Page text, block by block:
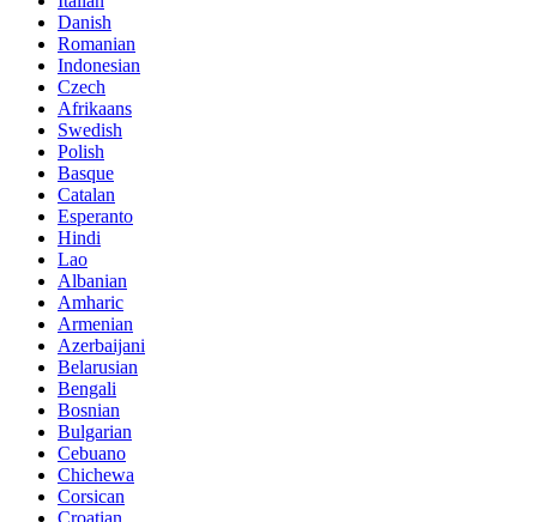
Danish
Romanian
Indonesian
Czech
Afrikaans
Swedish
Polish
Basque
Catalan
Esperanto
Hindi
Lao
Albanian
Amharic
Armenian
Azerbaijani
Belarusian
Bengali
Bosnian
Bulgarian
Cebuano
Chichewa
Corsican
Croatian